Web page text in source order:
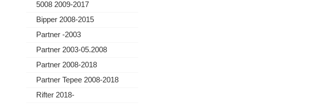
5008 2009-2017
Bipper 2008-2015
Partner -2003
Partner 2003-05.2008
Partner 2008-2018
Partner Tepee 2008-2018
Rifter 2018-